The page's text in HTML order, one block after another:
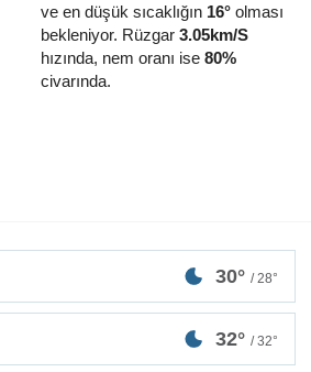
ve en düşük sıcaklığın 16°olması
bekleniyor. Rüzgar 3.05km/S
hızında, nem oranı ise 80%
civarında.
30° / 28°
32° / 32°